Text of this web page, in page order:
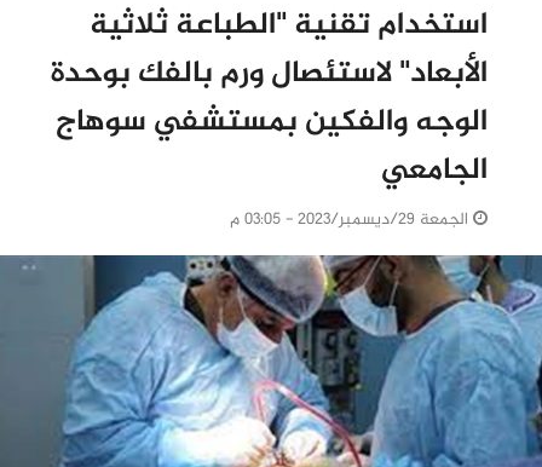
استخدام تقنية "الطباعة ثلاثية
الأبعاد" لاستئصال ورم بالفك بوحدة
الوجه والفكين بمستشفي سوهاج
الجامعي
الجمعة 29/ديسمبر/2023 - 03:05 م